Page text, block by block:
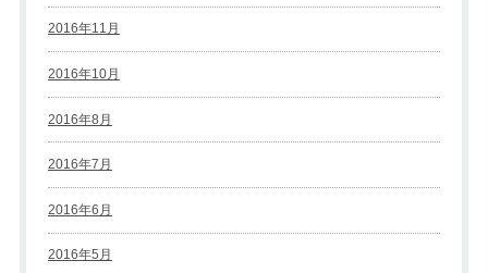
2016年11月
2016年10月
2016年8月
2016年7月
2016年6月
2016年5月